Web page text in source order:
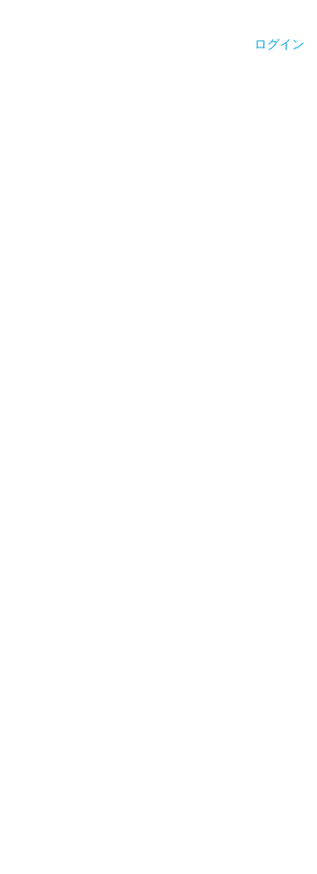
ログイン